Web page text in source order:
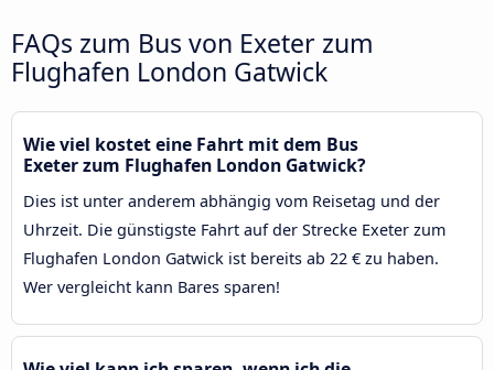
FAQs zum Bus von Exeter zum
Flughafen London Gatwick
Wie viel kostet eine Fahrt mit dem Bus
Exeter zum Flughafen London Gatwick?
Dies ist unter anderem abhängig vom Reisetag und der
Uhrzeit. Die günstigste Fahrt auf der Strecke Exeter zum
Flughafen London Gatwick ist bereits ab 22 € zu haben.
Wer vergleicht kann Bares sparen!